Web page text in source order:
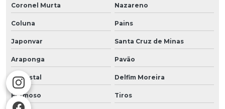
Coronel Murta Nazareno
Coluna Pains
Japonvar Santa Cruz de Minas
Araponga Pavão
Florestal Delfim Moreira
Formoso Tiros